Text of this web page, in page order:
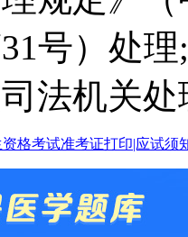
号）处
法机关处
资格考试准考证打印|应试须